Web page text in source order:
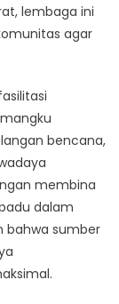
lembaga ini
agar
bencana,
membina
dalam
bahwa sumber